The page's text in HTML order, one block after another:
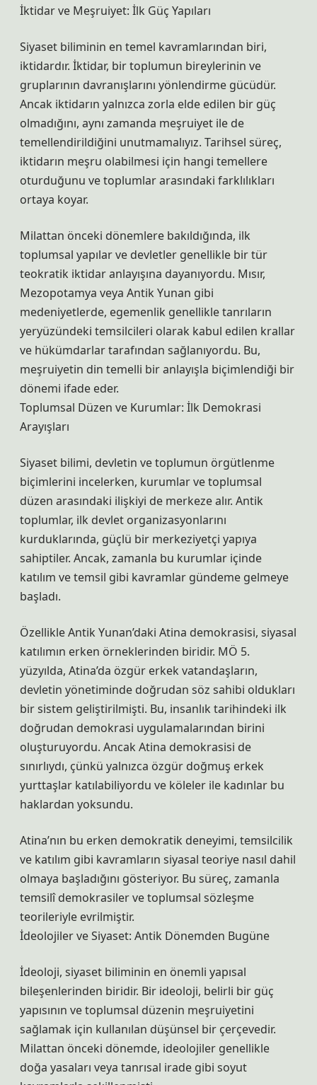
İktidar ve Meşruiyet: İlk Güç Yapıları
Siyaset biliminin en temel kavramlarından biri,
iktidardır. İktidar, bir toplumun bireylerinin ve
gruplarının davranışlarını yönlendirme gücüdür.
Ancak iktidarın yalnızca zorla elde edilen bir güç
olmadığını, aynı zamanda meşruiyet ile de
temellendirildiğini unutmamalıyız. Tarihsel süreç,
iktidarın meşru olabilmesi için hangi temellere
oturduğunu ve toplumlar arasındaki farklılıkları
ortaya koyar.
Milattan önceki dönemlere bakıldığında, ilk
toplumsal yapılar ve devletler genellikle bir tür
teokratik iktidar anlayışına dayanıyordu. Mısır,
Mezopotamya veya Antik Yunan gibi
medeniyetlerde, egemenlik genellikle tanrıların
yeryüzündeki temsilcileri olarak kabul edilen krallar
ve hükümdarlar tarafından sağlanıyordu. Bu,
meşruiyetin din temelli bir anlayışla biçimlendiği bir
dönemi ifade eder.
Toplumsal Düzen ve Kurumlar: İlk Demokrasi
Arayışları
Siyaset bilimi, devletin ve toplumun örgütlenme
biçimlerini incelerken, kurumlar ve toplumsal
düzen arasındaki ilişkiyi de merkeze alır. Antik
toplumlar, ilk devlet organizasyonlarını
kurduklarında, güçlü bir merkeziyetçi yapıya
sahiptiler. Ancak, zamanla bu kurumlar içinde
katılım ve temsil gibi kavramlar gündeme gelmeye
başladı.
Özellikle Antik Yunan’daki Atina demokrasisi, siyasal
katılımın erken örneklerinden biridir. MÖ 5.
yüzyılda, Atina’da özgür erkek vatandaşların,
devletin yönetiminde doğrudan söz sahibi oldukları
bir sistem geliştirilmişti. Bu, insanlık tarihindeki ilk
doğrudan demokrasi uygulamalarından birini
oluşturuyordu. Ancak Atina demokrasisi de
sınırlıydı, çünkü yalnızca özgür doğmuş erkek
yurttaşlar katılabiliyordu ve köleler ile kadınlar bu
haklardan yoksundu.
Atina’nın bu erken demokratik deneyimi, temsilcilik
ve katılım gibi kavramların siyasal teoriye nasıl dahil
olmaya başladığını gösteriyor. Bu süreç, zamanla
temsilî demokrasiler ve toplumsal sözleşme
teorileriyle evrilmiştir.
İdeolojiler ve Siyaset: Antik Dönemden Bugüne
İdeoloji, siyaset biliminin en önemli yapısal
bileşenlerinden biridir. Bir ideoloji, belirli bir güç
yapısının ve toplumsal düzenin meşruiyetini
sağlamak için kullanılan düşünsel bir çerçevedir.
Milattan önceki dönemde, ideolojiler genellikle
doğa yasaları veya tanrısal irade gibi soyut